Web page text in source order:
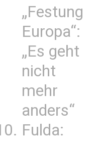
„Festung
Europa“:
„Es geht
nicht
mehr
anders“
Fulda: